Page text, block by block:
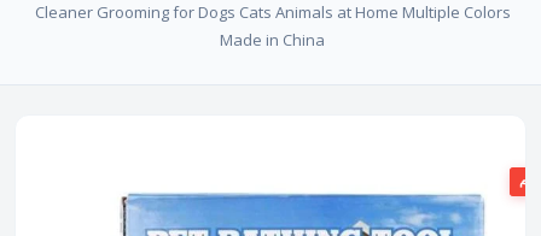
Cleaner Grooming for Dogs Cats Animals at Home Multiple Colors
Made in China